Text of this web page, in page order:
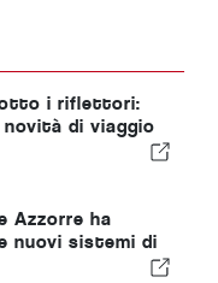
i riflettori:
di viaggio
che
Azzorre ha
nuovi sistemi di